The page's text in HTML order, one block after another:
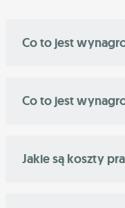
Co to jest
Co to jest
Jakie są koszty